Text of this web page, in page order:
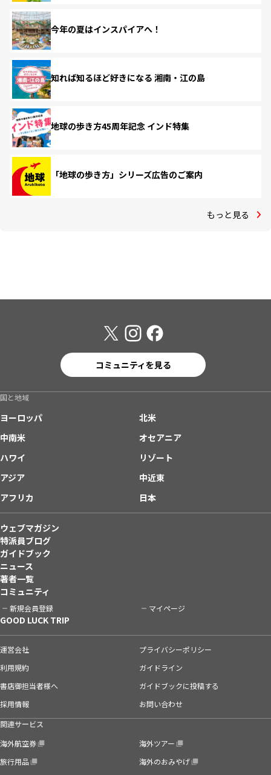
今年の夏はインスパイアへ！
知れば知るほど好きになる 湘南・江の島
地球の歩き方45周年記念 インド特集
「地球の歩き方」シリーズ広告のご案内
もっと見る
コミュニティを見る
国と地域
ヨーロッパ
北米
中南米
オセアニア
ハワイ
リゾート
アジア
中近東
アフリカ
日本
ウェブマガジン
特派員ブログ
ガイドブック
ニュース
著者一覧
コミュニティ
新規会員登録 マイページ
GOOD LUCK TRIP
運営会社
プライバシーポリシー
利用規約
ガイドライン
書店御担当者様へ
ガイドブックに投稿する
採用情報
お問い合わせ
関連サービス
海外航空券
海外ツアー
旅行用品
海外のおみやげ